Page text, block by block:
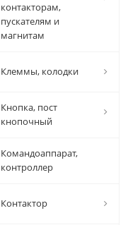
контакторам,
пускателям и
магнитам
Клеммы, колодки
Кнопка, пост
кнопочный
Командоаппарат,
контроллер
Контактор